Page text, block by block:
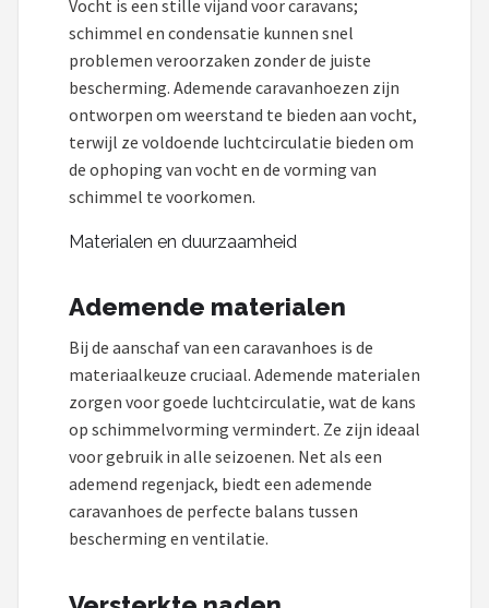
Vocht is een stille vijand voor caravans;
schimmel en condensatie kunnen snel
problemen veroorzaken zonder de juiste
bescherming. Ademende caravanhoezen zijn
ontworpen om weerstand te bieden aan vocht,
terwijl ze voldoende luchtcirculatie bieden om
de ophoping van vocht en de vorming van
schimmel te voorkomen.
Materialen en duurzaamheid
Ademende materialen
Bij de aanschaf van een caravanhoes is de
materiaalkeuze cruciaal. Ademende materialen
zorgen voor goede luchtcirculatie, wat de kans
op schimmelvorming vermindert. Ze zijn ideaal
voor gebruik in alle seizoenen. Net als een
ademend regenjack, biedt een ademende
caravanhoes de perfecte balans tussen
bescherming en ventilatie.